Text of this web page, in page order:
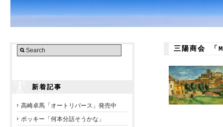
新着記事
高崎卓馬「オートリバース」発売中
ポッキー「何本分話そうかな」
三陽商会 「